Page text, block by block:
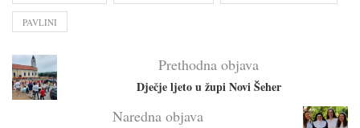
PAVLINI
Prethodna objava
Dječje ljeto u župi Novi Šeher
Naredna objava